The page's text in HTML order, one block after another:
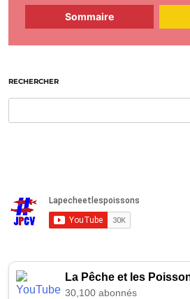
Sommaire
RECHERCHER
La Pêche et les
30,100 abonnés